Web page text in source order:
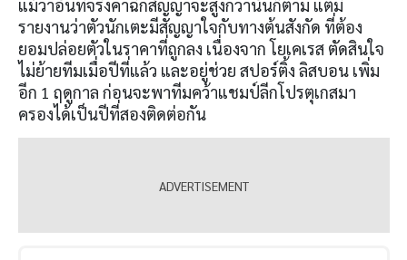
แม้ว่าอันที่จริงค่าฉีกสัญญาจะสูงกว่านั้นก็ตาม แต่มี
รายงานว่าตัวนักเตะมีสัญญาใจกับทางต้นสังกัด ที่ต้อง
ยอมปล่อยตัวในราคาที่ถูกลง เนื่องจาก โยเคเรส ตัดสินใจ
ไม่ย้ายทีมเมื่อปีที่แล้ว และอยู่ช่วย สปอร์ติ้ง ลิสบอน เพิ่ม
อีก 1 ฤดูกาล ก่อนจะพาทีมคว้าแชมป์ลีกโปรตุเกสมา
ครองได้เป็นปีที่สองติดต่อกัน